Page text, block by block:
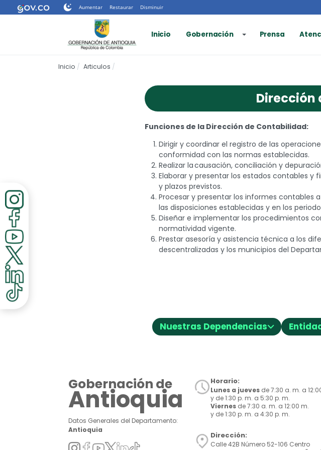
Nota:
este
las
personas
con
discapacidad
visual
que
están
usando
un
lector
de
pantalla;
Aumentar Restaurar Disminuir
Inicio Gobernación Prensa
Inicio Articulos
Dirección
Funciones de la Dirección de Contabilidad:
Dirigir y coordinar el registro de las
conformidad con las normas establecidas.
Realizar la causación, conciliación y
Elaborar y presentar los estados contables y
y plazos previstos.
Procesar y presentar los informes contables
las disposiciones establecidas y en los
Diseñar e implementar los procedimientos
normatividad vigente.
Prestar asesoría y asistencia técnica a los
descentralizadas y los municipios del
Nuestras Dependencias⌵
Gobernación de
Antioquia
Datos Generales del Departamento:
Antioquia
Horario:
Lunes a jueves de 7:30 a. m. a
y de 1:30 p. m. a 5:30 p. m.
Viernes de 7:30 a. m. a 12:00 m.
y de 1:30 p. m. a 4:30 p. m.
Dirección:
Calle 42B Número 52-106 Centro